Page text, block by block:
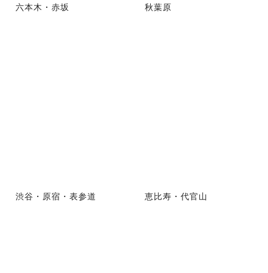
六本木・赤坂 秋葉原
渋谷・原宿・表参道 恵比寿・代官山